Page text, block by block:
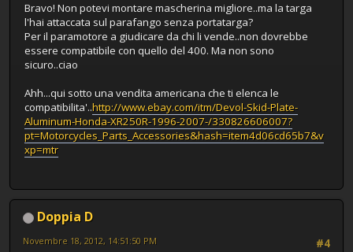
Bravo! Non potevi montare mascherina migliore..ma la targa
l'hai attaccata sul parafango senza portatarga?
Per il paramotore a giudicare da chi li vende..non dovrebbe
essere compatibile con quello del 400. Ma non sono
sicuro..ciao
Ahh...qui sotto una vendita americana che ti elenca le
compatibilita'..http://www.ebay.com/itm/Devol-Skid-Plate-
Aluminum-Honda-XR250R-1996-2007-/330826606007?
pt=Motorcycles_Parts_Accessories&hash=item4d06cd65b7&v
xp=mtr
Doppia D
#4
Novembre 18, 2012, 14:51:50 PM